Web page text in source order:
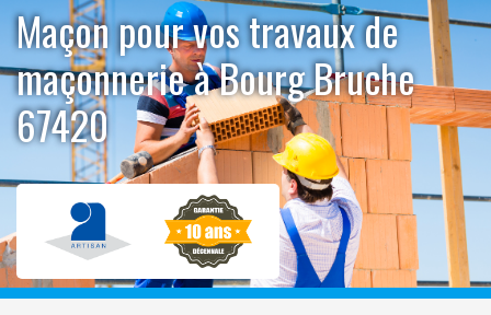
Maçon pour vos travaux de
maçonnerie à Bourg Bruche
67420